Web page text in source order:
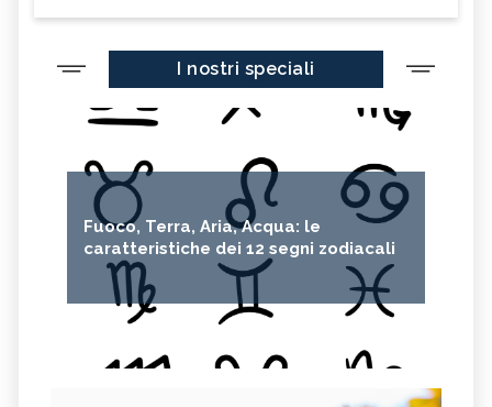
I nostri speciali
Fuoco, Terra, Aria, Acqua: le
caratteristiche dei 12 segni zodiacali